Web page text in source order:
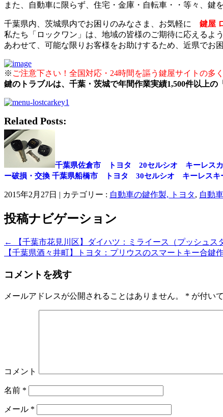
また、自動車に限らず、住宅・金庫・自転車・・等々、鍵
千葉県内、茨城県内でお困りのみなさま、お気軽に 鍵屋
私たち「ロックワン」は、地域の皆様のご期待に応えるよ
あわせて、可能な限りお客様をお助けするため、近県でお
※ ご注意下さい！全国対応・24時間を謳う鍵屋サイトの多
鍵のトラブルは、千葉・茨城で年間作業実績1,500件以上
Related Posts:
千葉県佐倉市 トヨタ 20セルシオ キーレスカ
ー破損・交換 千葉県船橋市 トヨタ 30セルシオ キーレスキ
2015年2月27日 | カテゴリー : 自動車の鍵作製, トヨタ, 自動
投稿ナビゲーション
←
【千葉市花見川区】ダイハツ：ミライース（プッシュ
【千葉県酒々井町】トヨタ：プリウスのスマートキー合鍵
コメントを残す
メールアドレスが公開されることはありません。 * が付い
コメント
名前 *
メール *